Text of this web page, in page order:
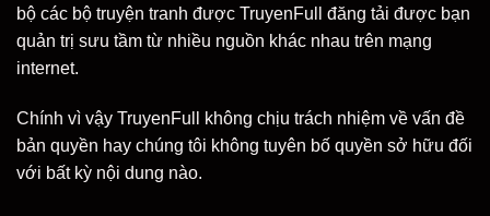
bộ các bộ truyện tranh được TruyenFull đăng tải được bạn
quản trị sưu tầm từ nhiều nguồn khác nhau trên mạng
internet.
Chính vì vậy TruyenFull không chịu trách nhiệm về vấn đề
bản quyền hay chúng tôi không tuyên bố quyền sở hữu đối
với bất kỳ nội dung nào.